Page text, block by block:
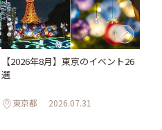
【2026年8月】東京のイベント26
選
東京都 2026.07.31